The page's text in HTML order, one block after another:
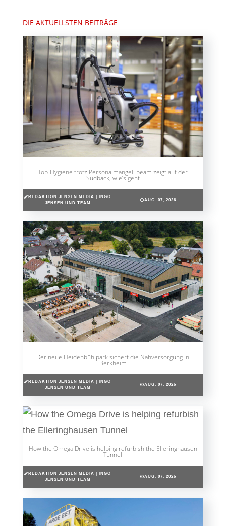
DIE AKTUELLSTEN BEITRÄGE
Top-Hygiene trotz Personalmangel: beam zeigt auf der
Südback, wie’s geht
REDAKTION JENSEN MEDIA | INGO
JENSEN UND TEAM
AUG. 07, 2026
Der neue Heidenbühlpark sichert die Nahversorgung in
Berkheim
REDAKTION JENSEN MEDIA | INGO
JENSEN UND TEAM
AUG. 07, 2026
How the Omega Drive is helping refurbish the Elleringhausen
Tunnel
REDAKTION JENSEN MEDIA | INGO
JENSEN UND TEAM
AUG. 07, 2026